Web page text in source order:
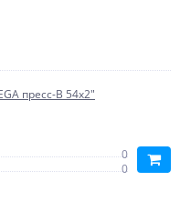
пресс-В 54х2"
0
0